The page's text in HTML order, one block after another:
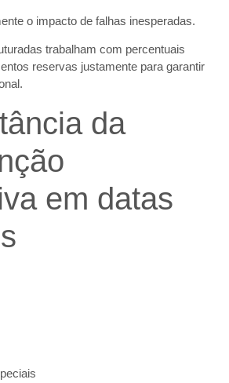
o impacto de falhas inesperadas.
trabalham com percentuais
reservas justamente para garantir
da
em datas